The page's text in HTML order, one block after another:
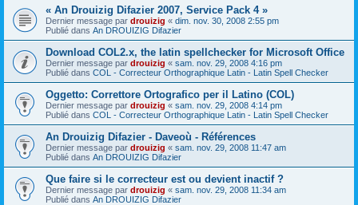
« An Drouizig Difazier 2007, Service Pack 4 »
Dernier message par drouizig « dim. nov. 30, 2008 2:55 pm
Publié dans An DROUIZIG Difazier
Download COL2.x, the latin spellchecker for Microsoft Office
Dernier message par drouizig « sam. nov. 29, 2008 4:16 pm
Publié dans COL - Correcteur Orthographique Latin - Latin Spell Checker
Oggetto: Correttore Ortografico per il Latino (COL)
Dernier message par drouizig « sam. nov. 29, 2008 4:14 pm
Publié dans COL - Correcteur Orthographique Latin - Latin Spell Checker
An Drouizig Difazier - Daveoù - Références
Dernier message par drouizig « sam. nov. 29, 2008 11:47 am
Publié dans An DROUIZIG Difazier
Que faire si le correcteur est ou devient inactif ?
Dernier message par drouizig « sam. nov. 29, 2008 11:34 am
Publié dans An DROUIZIG Difazier